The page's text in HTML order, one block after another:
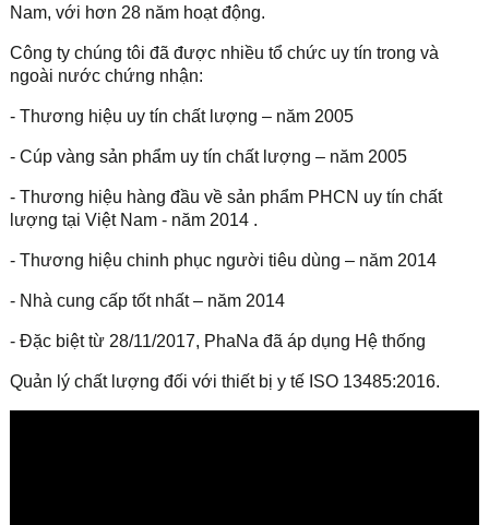
Nam, với hơn 28 năm hoạt động.
Công ty chúng tôi đã được nhiều tổ chức uy tín trong và
ngoài nước chứng nhận:
- Thương hiệu uy tín chất lượng – năm 2005
- Cúp vàng sản phẩm uy tín chất lượng – năm 2005
- Thương hiệu hàng đầu về sản phẩm PHCN uy tín chất
lượng tại Việt Nam - năm 2014 .
- Thương hiệu chinh phục người tiêu dùng – năm 2014
- Nhà cung cấp tốt nhất – năm 2014
- Đặc biệt từ 28/11/2017, PhaNa đã áp dụng Hệ thống
Quản lý chất lượng đối với thiết bị y tế ISO 13485:2016.